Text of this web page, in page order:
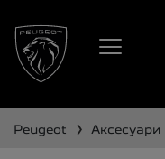
peugeot ❯ аксесуари